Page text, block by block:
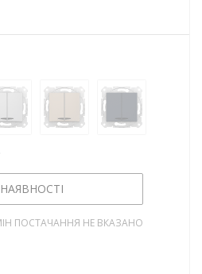
ПОСТАЧАННЯ НЕ ВКАЗАНО